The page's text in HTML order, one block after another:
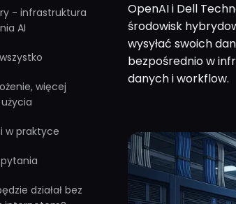
- infrastruktura
AI
więcej
w praktyce
działał bez
OpenAI i Dell
środowisk
wysyłać swoich
bezpośrednio w
danych i workflow.